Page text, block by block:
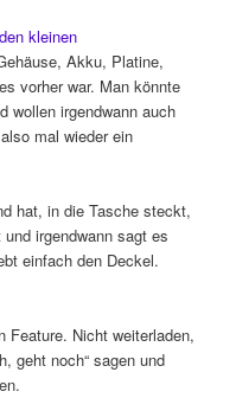
kleinen
Akku, Platine,
vorher war. Man könnte
wollen irgendwann auch
mal wieder ein
hat, in die Tasche steckt,
irgendwann sagt es
einfach den Deckel.
Feature. Nicht weiterladen,
geht noch“ sagen und